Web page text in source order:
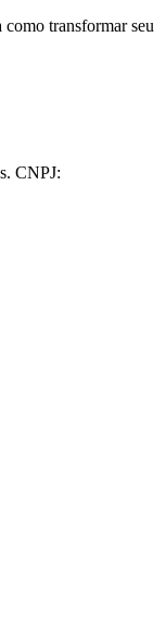
como transformar seu
CNPJ: